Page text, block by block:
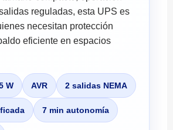
reguladas, esta UPS es
necesitan protección
eficiente en espacios
W AVR 2 salidas NEMA
7 min autonomía